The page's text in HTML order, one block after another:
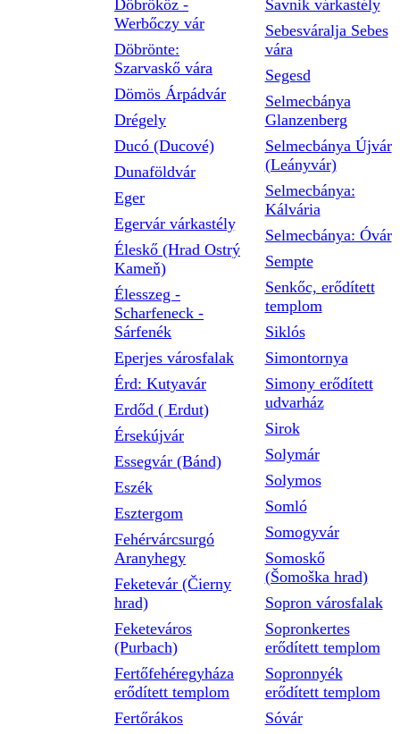
Döbrököz -
Werbőczy vár
Döbrönte:
Szarvaskő vára
Dömös Árpádvár
Drégely
Ducó (Ducové)
Dunaföldvár
Eger
Egervár várkastély
Éleskő (Hrad Ostrý
Kameň)
Élesszeg -
Scharfeneck -
Sárfenék
Eperjes városfalak
Érd: Kutyavár
Erdőd ( Erdut)
Érsekújvár
Essegvár (Bánd)
Eszék
Esztergom
Fehérvárcsurgó
Aranyhegy
Feketevár (Čierny
hrad)
Feketeváros
(Purbach)
Fertőfehéregyháza
erődített templom
Fertőrákos
Savnik várkastély
Sebesváralja Sebes
vára
Segesd
Selmecbánya
Glanzenberg
Selmecbánya Újvár
(Leányvár)
Selmecbánya:
Kálvária
Selmecbánya: Óvár
Sempte
Senkőc, erődített
templom
Siklós
Simontornya
Simony erődített
udvarház
Sirok
Solymár
Solymos
Somló
Somogyvár
Somoskő
(Šomoška hrad)
Sopron városfalak
Sopronkertes
erődített templom
Sopronnyék
erődített templom
Sóvár